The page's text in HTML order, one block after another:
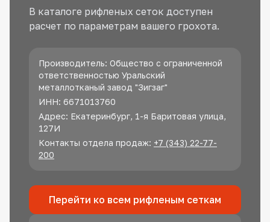
В каталоге рифленых сеток доступен
расчет по параметрам вашего грохота.
Производитель: Общество с ограниченной
ответственностью Уральский
металлотканый завод "Зигзаг"
ИНН: 6671013760
Адрес: Екатеринбург, 1-я Баритовая улица,
127И
Контакты отдела продаж: +7 (343) 22-77-
200
Перейти ко всем рифленым сеткам